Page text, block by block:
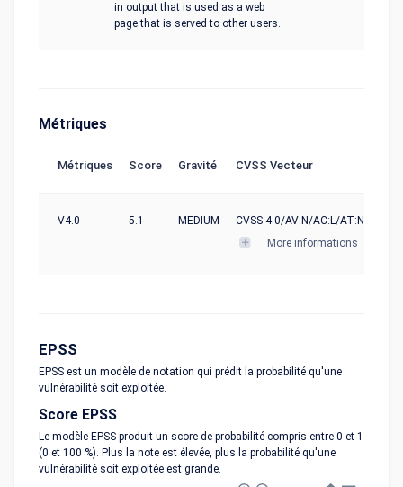
in output that is used as a web
page that is served to other users.
Métriques
Métriques Score Gravité CVSS Vecteur
V4.0 5.1 MEDIUM
CVSS:4.0/AV:N/AC:L/AT:N/PR:L/
More informations
EPSS
EPSS est un modèle de notation qui prédit la probabilité qu'une
vulnérabilité soit exploitée.
Score EPSS
Le modèle EPSS produit un score de probabilité compris entre 0 et 1
(0 et 100 %). Plus la note est élevée, plus la probabilité qu'une
vulnérabilité soit exploitée est grande.